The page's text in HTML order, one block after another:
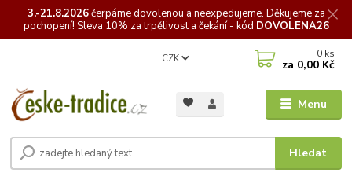
3.-21.8.2026čerpámedovolenou a neexpedujeme. Děkujeme za
pochopení! Sleva 10% za trpělivost a čekání - kód DOVOLENA26
Menu
CZK
Hledat
0 ks
za 0,00 Kč